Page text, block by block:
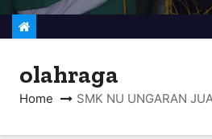
olahraga
Home SMK NU UNGARAN